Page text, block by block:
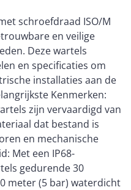
schroefdraad ISO/M
en veilige
Deze wartels
en specificaties om
installaties aan de
Kenmerken:
zijn vervaardigd van
dat bestand is
en mechanische
Met een IP68-
gedurende 30
meter (5 bar) waterdicht